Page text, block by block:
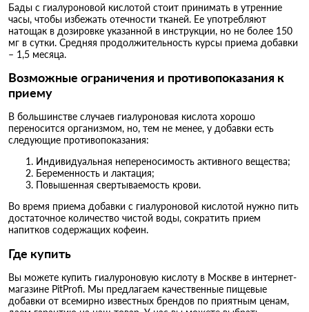
Бады с гиалуроновой кислотой стоит принимать в утренние
часы, чтобы избежать отечности тканей. Ее употребляют
натощак в дозировке указанной в инструкции, но не более 150
мг в сутки. Средняя продолжительность курсы приема добавки
– 1,5 месяца.
Возможные ограничения и противопоказания к
приему
В большинстве случаев гиалуроновая кислота хорошо
переносится организмом, но, тем не менее, у добавки есть
следующие противопоказания:
Индивидуальная непереносимость активного вещества;
Беременность и лактация;
Повышенная свертываемость крови.
Во время приема добавки с гиалуроновой кислотой нужно пить
достаточное количество чистой воды, сократить прием
напитков содержащих кофеин.
Где купить
Вы можете купить гиалуроновую кислоту в Москве в интернет-
магазине PitProfi. Мы предлагаем качественные пищевые
добавки от всемирно известных брендов по приятным ценам,